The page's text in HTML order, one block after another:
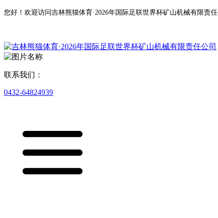
您好！欢迎访问吉林熊猫体育·2026年国际足联世界杯矿山机械有限责
联系我们：
0432-64824939